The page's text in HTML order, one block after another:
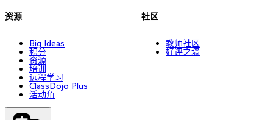
资源
Big Ideas
积分
资源
培训
远程学习
ClassDojo Plus
活动角
社区
教师社区
好评之墙